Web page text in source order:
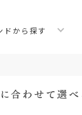
ドから探す